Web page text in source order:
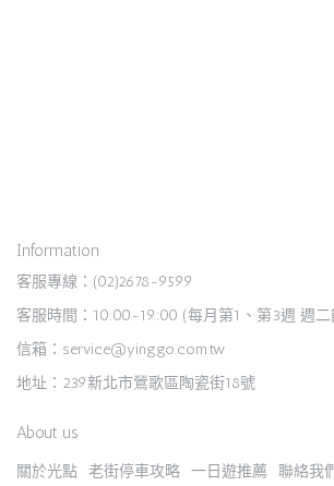
Information
客服專線：(02)2678-9599
客服時間：10:00-19:00 (每月第1、第3週 週二
信箱：service@yinggo.com.tw
地址：239新北市鶯歌區陶瓷街18號
About us
關於光點 老街停車攻略 一日遊推薦 聯絡我